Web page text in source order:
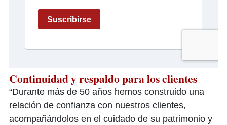
Continuidad y respaldo para los clientes
“Durante más de 50 años hemos construido una
relación de confianza con nuestros clientes,
acompañándolos en el cuidado de su patrimonio y